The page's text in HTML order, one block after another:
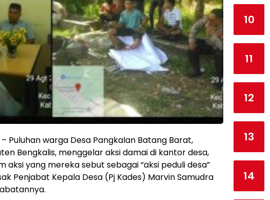
Puluhan warga Desa Pangkalan Batang Barat,
Bengkalis, menggelar aksi damai di kantor desa,
yang mereka sebut sebagai “aksi peduli desa”
Penjabat Kepala Desa (Pj Kades) Marvin Samudra
10
11
12
13
14